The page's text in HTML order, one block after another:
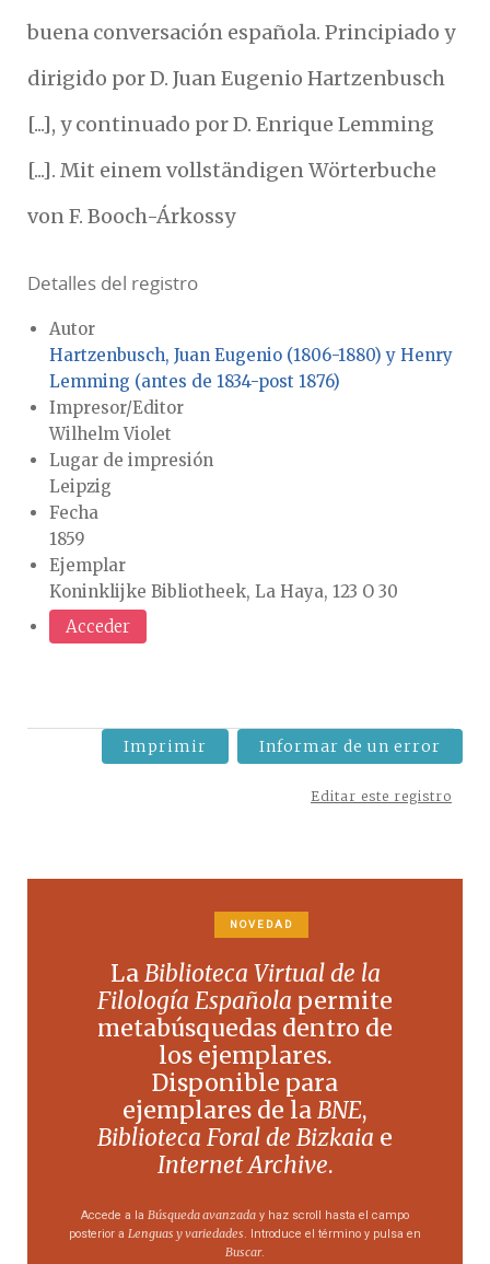
buena conversación española. Principiado y
dirigido por D. Juan Eugenio Hartzenbusch
[...], y continuado por D. Enrique Lemming
[...]. Mit einem vollständigen Wörterbuche
von F. Booch-Árkossy
Detalles del registro
Autor
Hartzenbusch, Juan Eugenio (1806-1880) y Henry
Lemming (antes de 1834-post 1876)
Impresor/Editor
Wilhelm Violet
Lugar de impresión
Leipzig
Fecha
1859
Ejemplar
Koninklijke Bibliotheek, La Haya, 123 O 30
Acceder
Imprimir Informar de un error
Editar este registro
NOVEDAD
LaBiblioteca Virtual de la
Filología Española permite
metabúsquedas dentro de
los ejemplares.
Disponible para
ejemplares de laBNE,
Biblioteca Foral de Bizkaia e
Internet Archive.
Accede a la Búsqueda avanzada y haz scroll hasta el campo
posterior a Lenguas y variedades . Introduce el término y pulsa en
Buscar.